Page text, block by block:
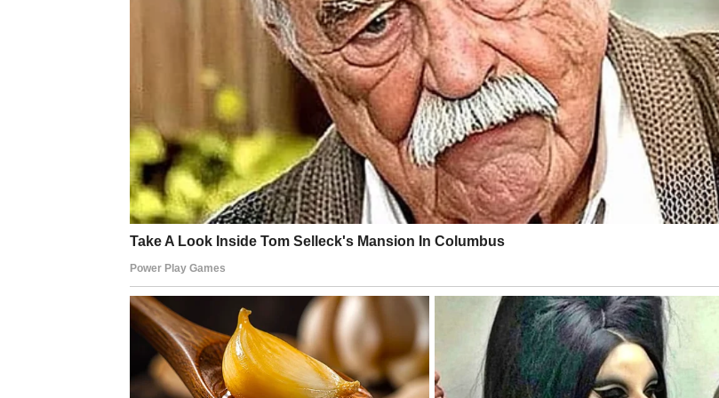
Lavovima utorak donosi potrebu da se dokažu, ali i da pronađu balans između ega i srca. Danas
ćete biti u centru pažnje, ali pitanje je – da li vam ta pažnja prija ili vas iscrpljuje?
Na poslovnom planu, moguće je priznanje ili pohvala, ali i test autoriteta. Emotivno, Lavovi se
suočavaju sa sopstvenim očekivanjima. Ako ste u vezi, važno je da slušate partnera, a ne samo
sebe. Slobodni Lavovi mogu privući osobu koja ih vidi onakvima kakvi zaista jesu.
DEVICA
Na poslu, fokus i preciznost vam donose rezultate. Moguća je odluka koja utiče na vašu
budućnost. U ljubavi, Device osećaju potrebu za sigurnošću. Slobodni mogu započeti kontakt sa
osobom koja ih intrigira, dok zauzeti rešavaju nesporazum koji se dugo provlačio.